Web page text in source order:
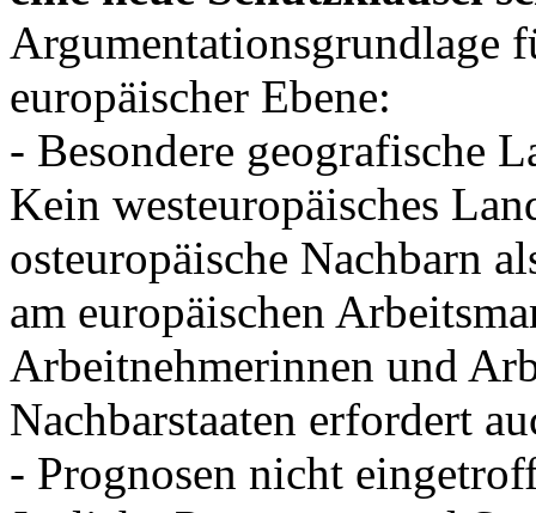
Argumentationsgrundlage
europäischer Ebene:
- Besondere geografische
Kein westeuropäisches
osteuropäische Nachbarn
am europäischen
Arbeitnehmerinnen und
Nachbarstaaten erfordert
- Prognosen nicht